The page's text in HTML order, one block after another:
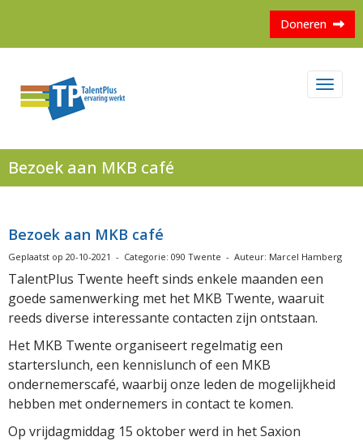
Doneren
Bezoek aan MKB café
Bezoek aan MKB café
Geplaatst op 20-10-2021 - Categorie: 090 Twente - Auteur: Marcel Hamberg
TalentPlus Twente heeft sinds enkele maanden een
goede samenwerking met het MKB Twente, waaruit
reeds diverse interessante contacten zijn ontstaan.
Het MKB Twente organiseert regelmatig een
starterslunch, een kennislunch of een MKB
ondernemerscafé, waarbij onze leden de mogelijkheid
hebben met ondernemers in contact te komen.
Op vrijdagmiddag 15 oktober werd in het Saxion